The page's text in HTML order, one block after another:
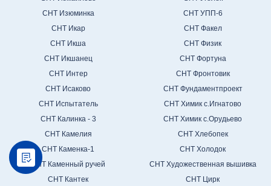
СНТ Изюминка
СНТ Икар
СНТ Икша
СНТ Икшанец
СНТ Интер
СНТ Исаково
СНТ Испытатель
СНТ Калинка - 3
СНТ Камелия
СНТ Каменка-1
СНТ Каменный ручей
СНТ Кантек
СНТ УПП-6
СНТ Факел
СНТ Физик
СНТ Фортуна
СНТ Фронтовик
СНТ Фундаментпроект
СНТ Химик с.Игнатово
СНТ Химик с.Орудьево
СНТ Хлебопек
СНТ Холодок
СНТ Художественная вышивка
СНТ Цирк